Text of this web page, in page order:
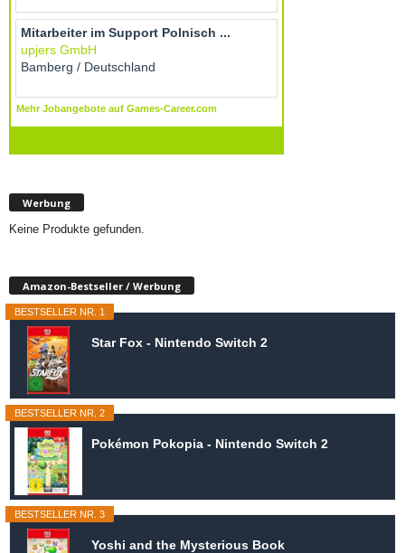
Werbung
Keine Produkte gefunden.
Amazon-Bestseller / Werbung
BESTSELLER NR. 1
Star Fox - Nintendo Switch 2
BESTSELLER NR. 2
Pokémon Pokopia - Nintendo Switch 2
BESTSELLER NR. 3
Yoshi and the Mysterious Book